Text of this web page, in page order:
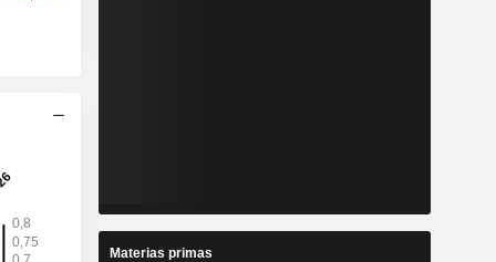
Materias primas